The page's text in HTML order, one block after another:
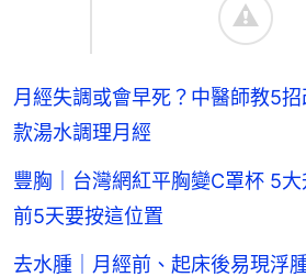
月經失調或會早死？中醫師教5
款湯水調理月經
豐胸｜台灣網紅平胸變C罩杯 5
前5天要按這位置
去水腫｜月經前、起床後易現浮